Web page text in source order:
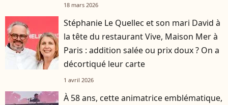
18 mars 2026
Stéphanie Le Quellec et son mari David à
la tête du restaurant Vive, Maison Mer à
Paris : addition salée ou prix doux ? On a
décortiqué leur carte
1 avril 2026
À 58 ans, cette animatrice emblématique,